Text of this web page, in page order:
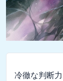
冷徹な判断